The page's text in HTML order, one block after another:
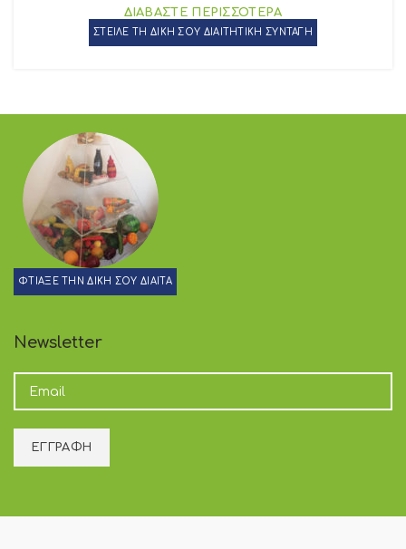
ΔΙΑΒΑΣΤΕ ΠΕΡΙΣΣΟΤΕΡΑ
ΣΤΕΙΛΕ ΤΗ ΔΙΚΗ ΣΟΥ ΔΙΑΙΤΗΤΙΚΗ ΣΥΝΤΑΓΗ
ΦΤΙΑΞΕ ΤΗΝ ΔΙΚΗ ΣΟΥ ΔΙΑΙΤΑ
Newsletter